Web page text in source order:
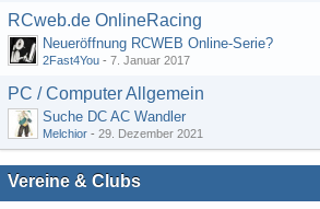
RCweb.de OnlineRacing
Neueröffnung RCWEB Online-Serie?
2Fast4You - 7. Januar 2017
PC / Computer Allgemein
Suche DC AC Wandler
Melchior - 29. Dezember 2021
Vereine & Clubs